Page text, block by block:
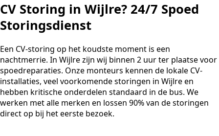
CV Storing in Wijlre? 24/7 Spoed
Storingsdienst
Een CV-storing op het koudste moment is een
nachtmerrie. In Wijlre zijn wij binnen 2 uur ter plaatse voor
spoedreparaties. Onze monteurs kennen de lokale CV-
installaties, veel voorkomende storingen in Wijlre en
hebben kritische onderdelen standaard in de bus. We
werken met alle merken en lossen 90% van de storingen
direct op bij het eerste bezoek.